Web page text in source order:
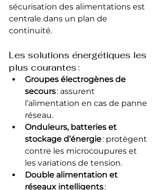
sécurisation des alimentations est
centrale dans un plan de
continuité.
Les solutions énergétiques les
plus courantes :
Groupes électrogènes de
secours : assurent
l’alimentation en cas de panne
réseau.
Onduleurs, batteries et
stockage d’énergie : protègent
contre les microcoupures et
les variations de tension.
Double alimentation et
réseaux intelligents :